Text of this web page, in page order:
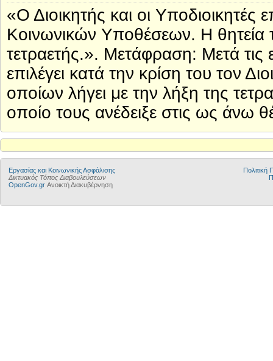
«Ο Διοικητής και οι
Κοινωνικών Υποθέσεων. Η θητεία
τετραετής.». Μετάφραση: Μετά
επιλέγει κατά την κρίση του τον
οποίων λήγει με την λήξη της
οποίο τους ανέδειξε στις ως άνω
Εργασίας και Κοινωνικής Ασφάλισης
Δικτυακός Τόπος Διαβουλεύσεων
OpenGov.gr Ανοικτή Διακυβέρνηση